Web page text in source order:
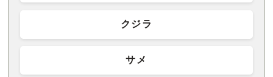
クジラ
サメ